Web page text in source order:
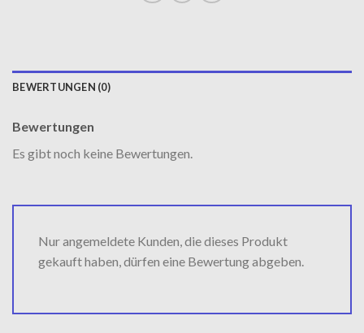
BEWERTUNGEN (0)
Bewertungen
Es gibt noch keine Bewertungen.
Nur angemeldete Kunden, die dieses Produkt
gekauft haben, dürfen eine Bewertung abgeben.